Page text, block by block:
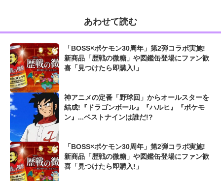
あわせて読む
「BOSS×ポケモン30周年」第2弾コラボ実施!
新商品「歴戦の微糖」や図鑑缶登場にファン歓
喜「見つけたら即購入!」
神アニメの定番「野球回」からオールスターを
結成!『ドラゴンボール』『ハルヒ』『ポケモ
ン』...ベストナインは誰だ!?
「BOSS×ポケモン30周年」第2弾コラボ実施!
新商品「歴戦の微糖」や図鑑缶登場にファン歓
喜「見つけたら即購入!」